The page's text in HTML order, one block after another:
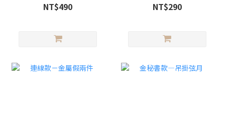
NT$490 NT$290